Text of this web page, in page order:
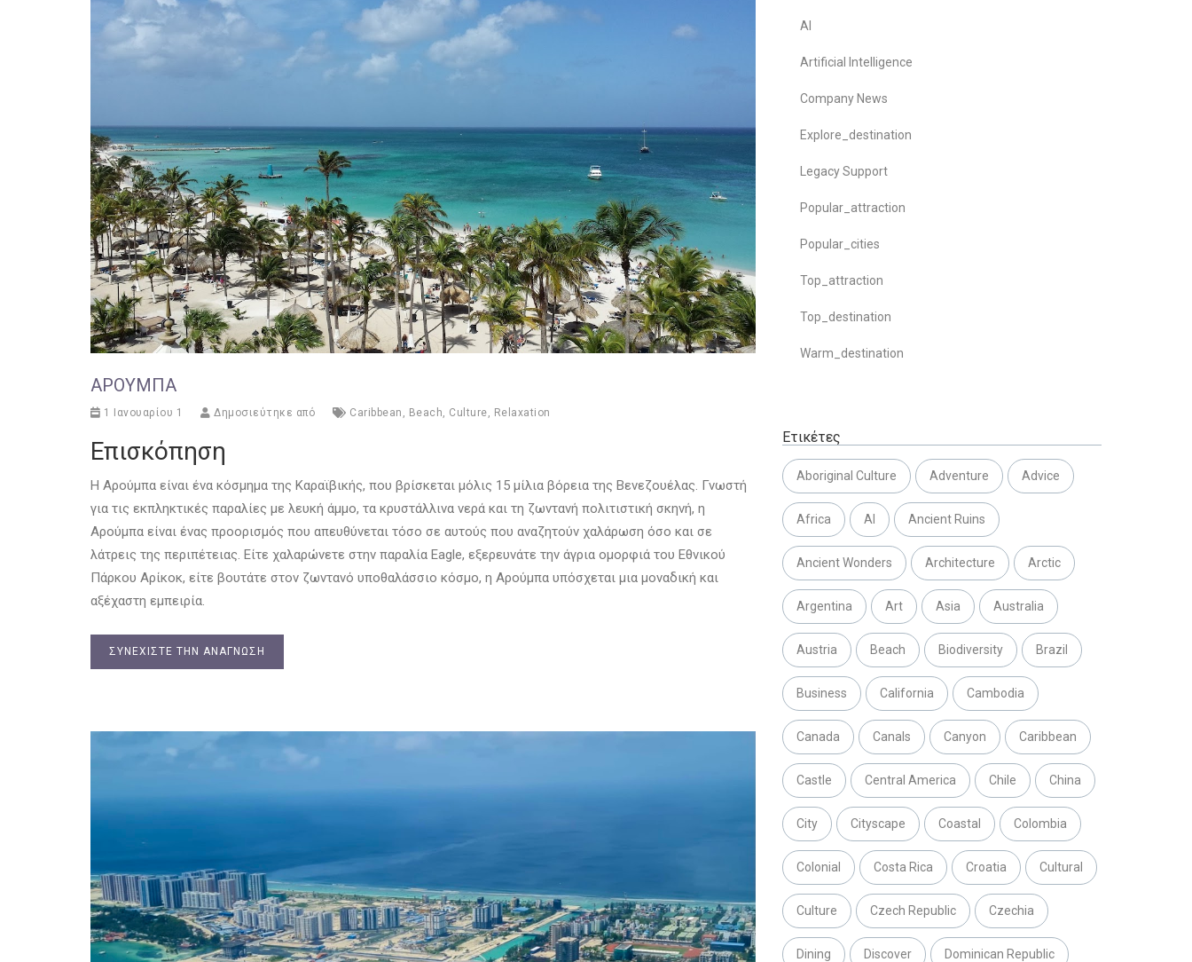
ΑΡΟΎΜΠΑ
1 Ιανουαρίου 1 Δημοσιεύτηκε από Caribbean , Beach, Culture, Relaxation
Επισκόπηση
Η Αρούμπα είναι ένα κόσμημα της Καραϊβικής, που βρίσκεται μόλις 15 μίλια βόρεια της Βενεζουέλας. Γνωστή
για τις εκπληκτικές παραλίες με λευκή άμμο, τα κρυστάλλινα νερά και τη ζωντανή πολιτιστική σκηνή, η
Αρούμπα είναι ένας προορισμός που απευθύνεται τόσο σε αυτούς που αναζητούν χαλάρωση όσο και σε
λάτρεις της περιπέτειας. Είτε χαλαρώνετε στην παραλία Eagle, εξερευνάτε την άγρια ομορφιά του Εθνικού
Πάρκου Αρίκοκ, είτε βουτάτε στον ζωντανό υποθαλάσσιο κόσμο, η Αρούμπα υπόσχεται μια μοναδική και
αξέχαστη εμπειρία.
ΣΥΝΕΧΊΣΤΕ ΤΗΝ ΑΝΆΓΝΩΣΗ
AI
Artificial Intelligence
Company News
Explore_destination
Legacy Support
Popular_attraction
Popular_cities
Top_attraction
Top_destination
Warm_destination
Ετικέτες
Aboriginal Culture Adventure Advice
Africa AI Ancient Ruins
Ancient Wonders Architecture Arctic
Argentina Art Asia Australia
Austria Beach Biodiversity Brazil
Business California Cambodia
Canada Canals Canyon Caribbean
Castle Central America Chile China
City Cityscape Coastal Colombia
Colonial Costa Rica Croatia Cultural
Culture Czech Republic Czechia
Dining Discover Dominican Republic